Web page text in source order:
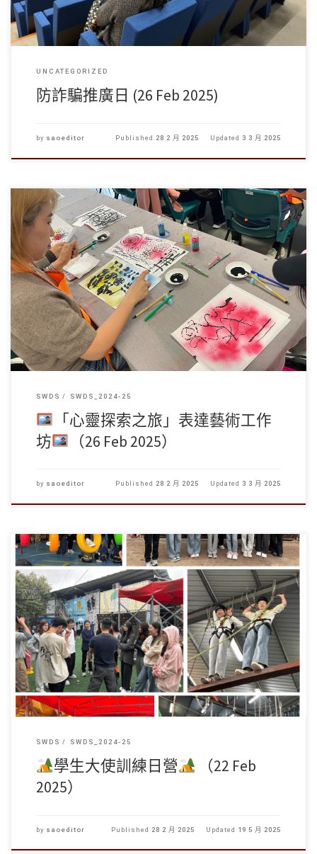
UNCATEGORIZED
防詐騙推廣日 (26 Feb 2025)
by saoeditor Published 28 2 月 2025 Updated 3 3 月 2025
學生事務處於2025年2月26日舉辦了「心靈探索之旅」表達藝 […]
SWDS SWDS_2024-25
「心靈探索之旅」表達藝術工作
坊
（26 Feb 2025）
by saoeditor Published 28 2 月 2025 Updated 3 3 月 2025
學生事務處於2025年2月22日（星期六）為學生大使舉辦了訓 […]
SWDS SWDS_2024-25
學生大使訓練日營
（22 Feb
2025）
by saoeditor Published 28 2 月 2025 Updated 19 5 月 2025